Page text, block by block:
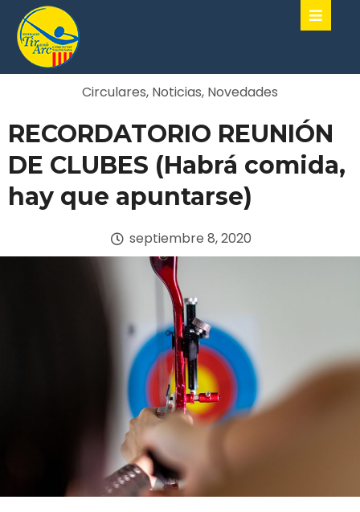
Circulares, Noticias, Novedades
RECORDATORIO REUNIÓN
DE CLUBES (Habrá comida,
hay que apuntarse)
septiembre 8, 2020